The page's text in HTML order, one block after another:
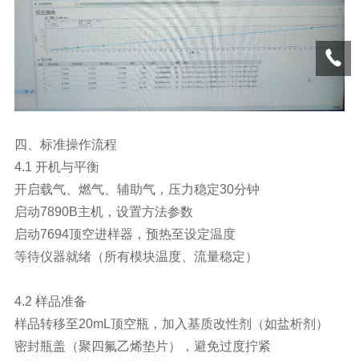
四、标准操作流程
4.1 开机与平衡
开启载气、燃气、辅助气，压力稳定30分钟
启动7890B主机，设置方法参数
启动7694顶空进样器，预热至设定温度
等待仪器就绪（所有模块温度、流量稳定）
4.2 样品准备
样品转移至20mL顶空瓶，加入基质改性剂（如盐析剂）
密封瓶盖（聚四氟乙烯垫片），避免过度拧紧